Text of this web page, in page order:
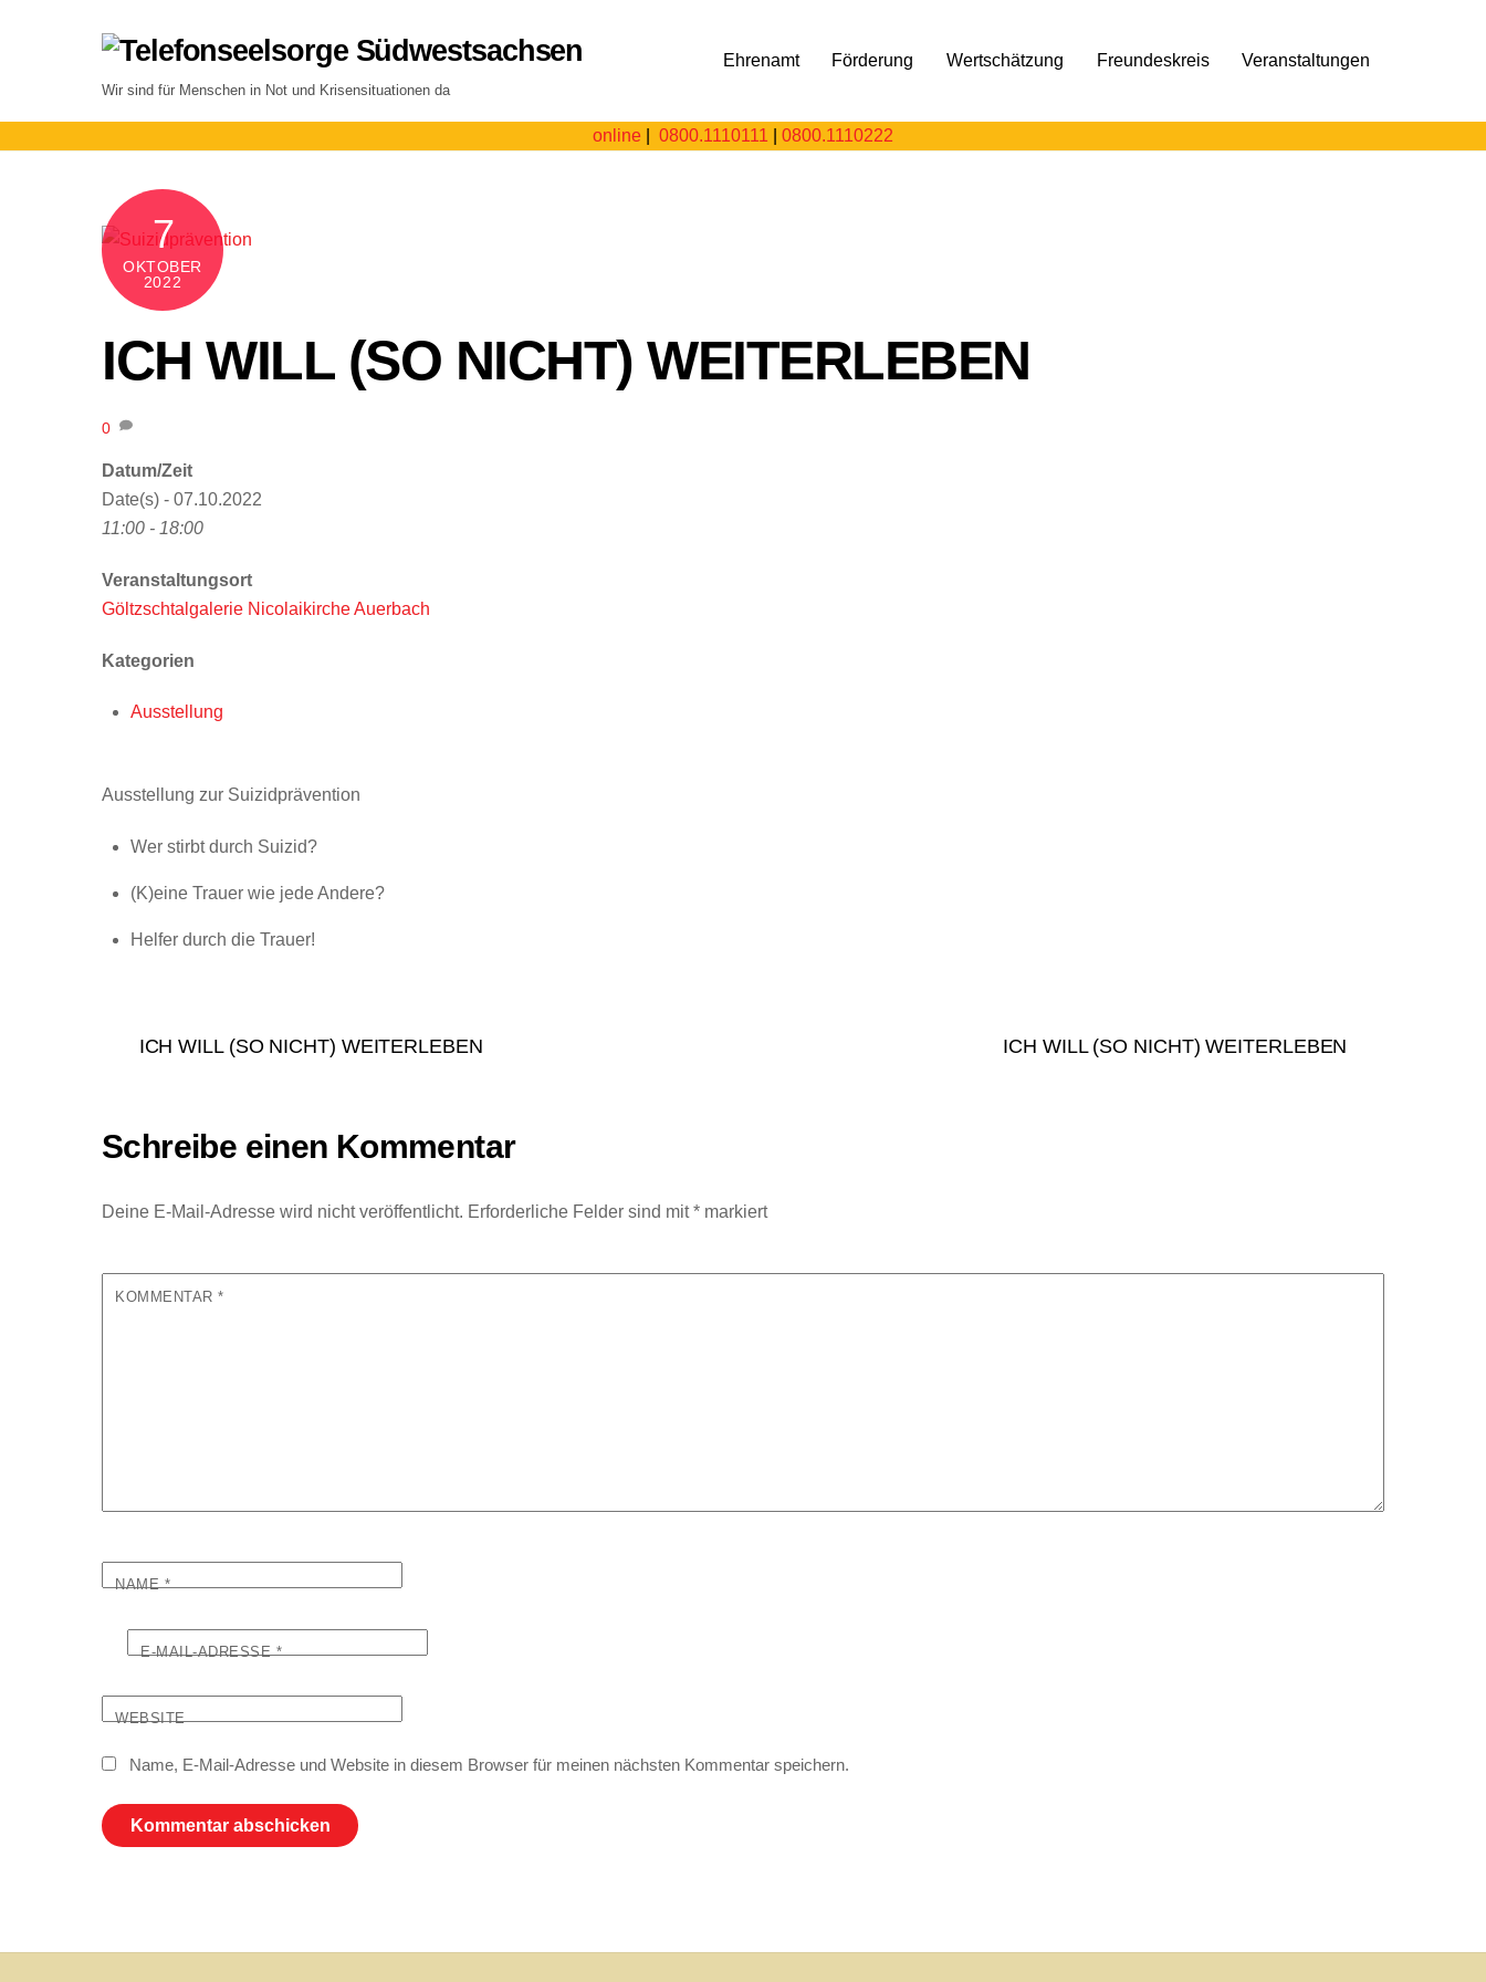
Wir sind für Menschen in Not und Krisensituationen da
Ehrenamt Förderung Wertschätzung Freundeskreis Veranstaltungen
online 0800.1110111 0800.1110222
7
OKTOBER
2022
ICH WILL (SO NICHT) WEITERLEBEN
0
Datum/Zeit
Date(s) - 07.10.2022
11:00 - 18:00
Veranstaltungsort
Göltzschtalgalerie Nicolaikirche Auerbach
Kategorien
Ausstellung
Ausstellung zur Suizidprävention
Wer stirbt durch Suizid?
(K)eine Trauer wie jede Andere?
Helfer durch die Trauer!
ICH WILL (SO NICHT) WEITERLEBEN ICH WILL (SO NICHT) WEITERLEBEN
Schreibe einen Kommentar
Deine E-Mail-Adresse wird nicht veröffentlicht. Erforderliche Felder sind mit* markiert
KOMMENTAR*
NAME*
E-MAIL-ADRESSE*
WEBSITE
Name, E-Mail-Adresse und Website in diesem Browser für meinen nächsten Kommentar speichern.